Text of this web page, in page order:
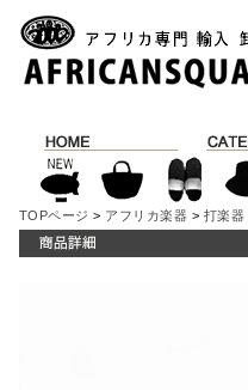
TOPページ > アフリカ楽器 > 打楽器